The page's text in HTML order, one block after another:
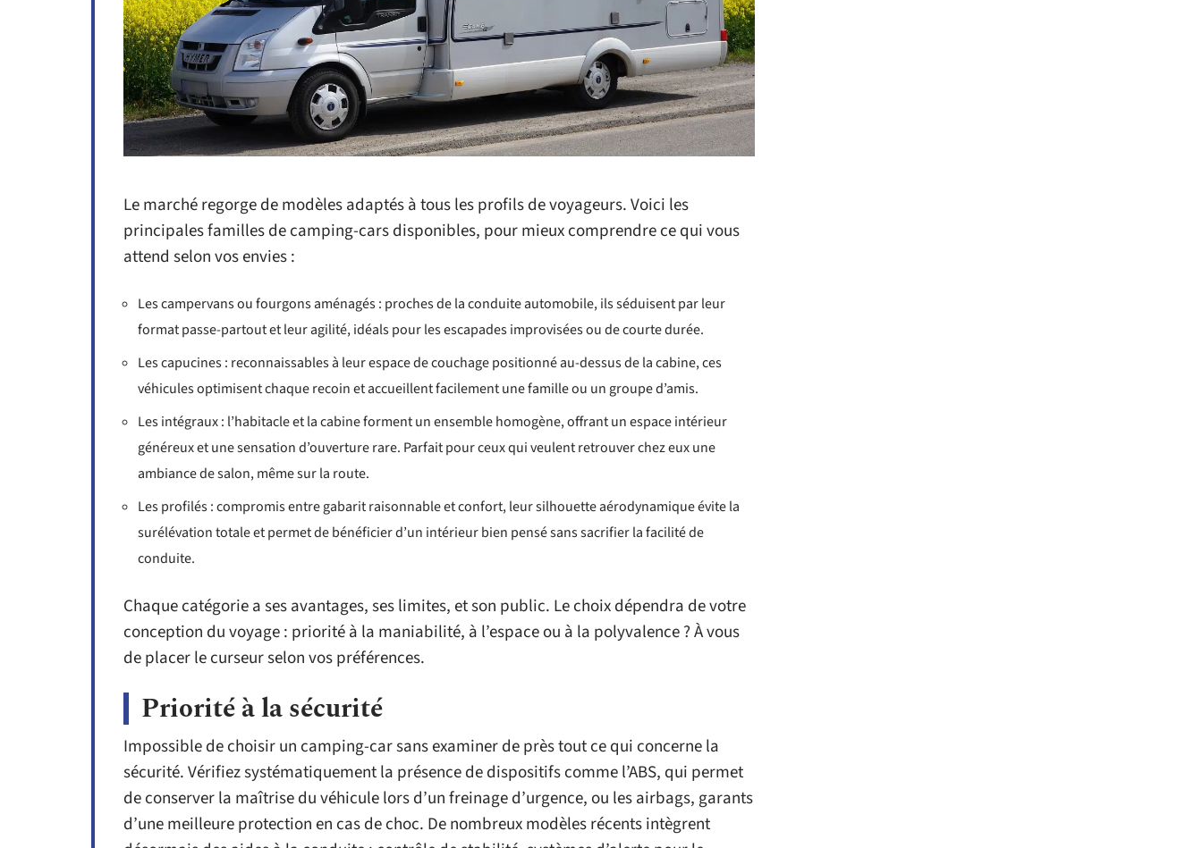
Le marché regorge de modèles adaptés à tous les profils de voyageurs. Voici les
principales familles de camping-cars disponibles, pour mieux comprendre ce qui vous
attend selon vos envies :
Les campervans ou fourgons aménagés : proches de la conduite automobile, ils séduisent par leur
format passe-partout et leur agilité, idéals pour les escapades improvisées ou de courte durée.
Les capucines : reconnaissables à leur espace de couchage positionné au-dessus de la cabine, ces
véhicules optimisent chaque recoin et accueillent facilement une famille ou un groupe d’amis.
Les intégraux : l’habitacle et la cabine forment un ensemble homogène, offrant un espace intérieur
généreux et une sensation d’ouverture rare. Parfait pour ceux qui veulent retrouver chez eux une
ambiance de salon, même sur la route.
Les profilés : compromis entre gabarit raisonnable et confort, leur silhouette aérodynamique évite la
surélévation totale et permet de bénéficier d’un intérieur bien pensé sans sacrifier la facilité de
conduite.
Chaque catégorie a ses avantages, ses limites, et son public. Le choix dépendra de votre
conception du voyage : priorité à la maniabilité, à l’espace ou à la polyvalence ? À vous
de placer le curseur selon vos préférences.
Priorité à la sécurité
Impossible de choisir un camping-car sans examiner de près tout ce qui concerne la
sécurité. Vérifiez systématiquement la présence de dispositifs comme l’ABS, qui permet
de conserver la maîtrise du véhicule lors d’un freinage d’urgence, ou les airbags, garants
d’une meilleure protection en cas de choc. De nombreux modèles récents intègrent